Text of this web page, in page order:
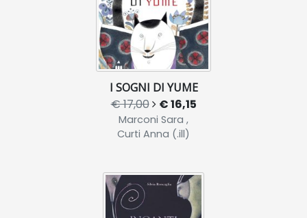
I SOGNI DI YUME
€ 17,00 € 16,15
Marconi Sara ,
Curti Anna (.ill)